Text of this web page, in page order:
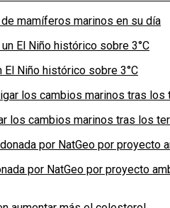
mamíferos marinos en su día
Niño histórico sobre 3°C
los cambios marinos tras los
por NatGeo por proyecto